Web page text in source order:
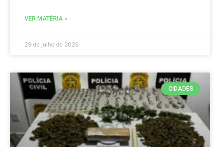
VER MATÉRIA »
29 de julho de 2026
CIDADES